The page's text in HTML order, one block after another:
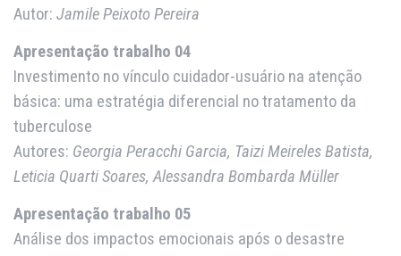
Autor: Jamile Peixoto Pereira
Apresentação trabalho 04
Investimento no vínculo cuidador-usuário na atenção
básica: uma estratégia diferencial no tratamento da
tuberculose
Autores: Georgia Peracchi Garcia, Taizi Meireles Batista,
Leticia Quarti Soares, Alessandra Bombarda Müller
Apresentação trabalho 05
Análise dos impactos emocionais após o desastre